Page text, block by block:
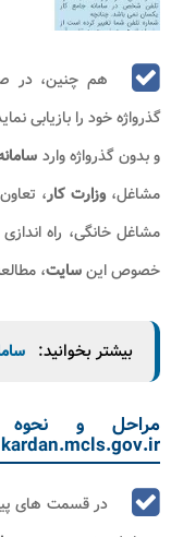
هم چنین، در
گذرواژه خود را بازیابی
و بدون گذرواژه وارد
مشاغل، وزارت کار،
مشاغل خانگی، راه
خصوص اینسایت،
بیشتر بخوانید:
مراحل و نحوه
kardan.mcls.gov.ir
در قسمت های